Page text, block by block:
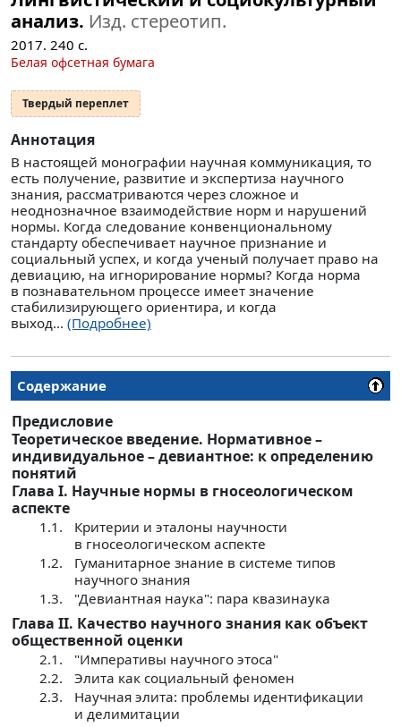
анализ. Изд. стереотип.
2017. 240 с.
Белая офсетная бумага
Твердый переплет
Аннотация
В настоящей монографии научная коммуникация, то
есть получение, развитие и экспертиза научного
знания, рассматриваются через сложное и
неоднозначное взаимодействие норм и нарушений
нормы. Когда следование конвенциональному
стандарту обеспечивает научное признание и
социальный успех, и когда ученый получает право на
девиацию, на игнорирование нормы? Когда норма
в познавательном процессе имеет значение
стабилизирующего ориентира, и когда
выход... (Подробнее)
Содержание
Предисловие
Теоретическое введение. Нормативное –
индивидуальное – девиантное: к определению
понятий
Глава I. Научные нормы в гносеологическом
аспекте
1.1.
Критерии и эталоны научности
в гносеологическом аспекте
1.2.
Гуманитарное знание в системе типов
научного знания
1.3.
"Девиантная наука": пара квазинаука
Глава II. Качество научного знания как объект
общественной оценки
2.1.
"Императивы научного этоса"
2.2.
Элита как социальный феномен
2.3.
Научная элита: проблемы идентификации
и делимитации